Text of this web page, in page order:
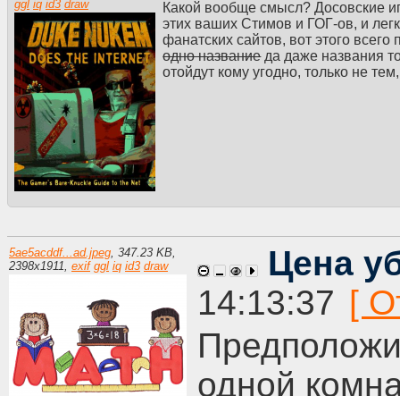
ggl iq id3 draw
Какой вообще смысл? Досовские
этих ваших Стимов и ГОГ-ов, и
фанатских сайтов, вот этого
одно названиеда даже названия
отойдут кому угодно, только не
5ae5acddf...ad.jpeg 347.23 KB
2398x1911 exif ggl iq id3 draw
Цена
14:13:37
одной